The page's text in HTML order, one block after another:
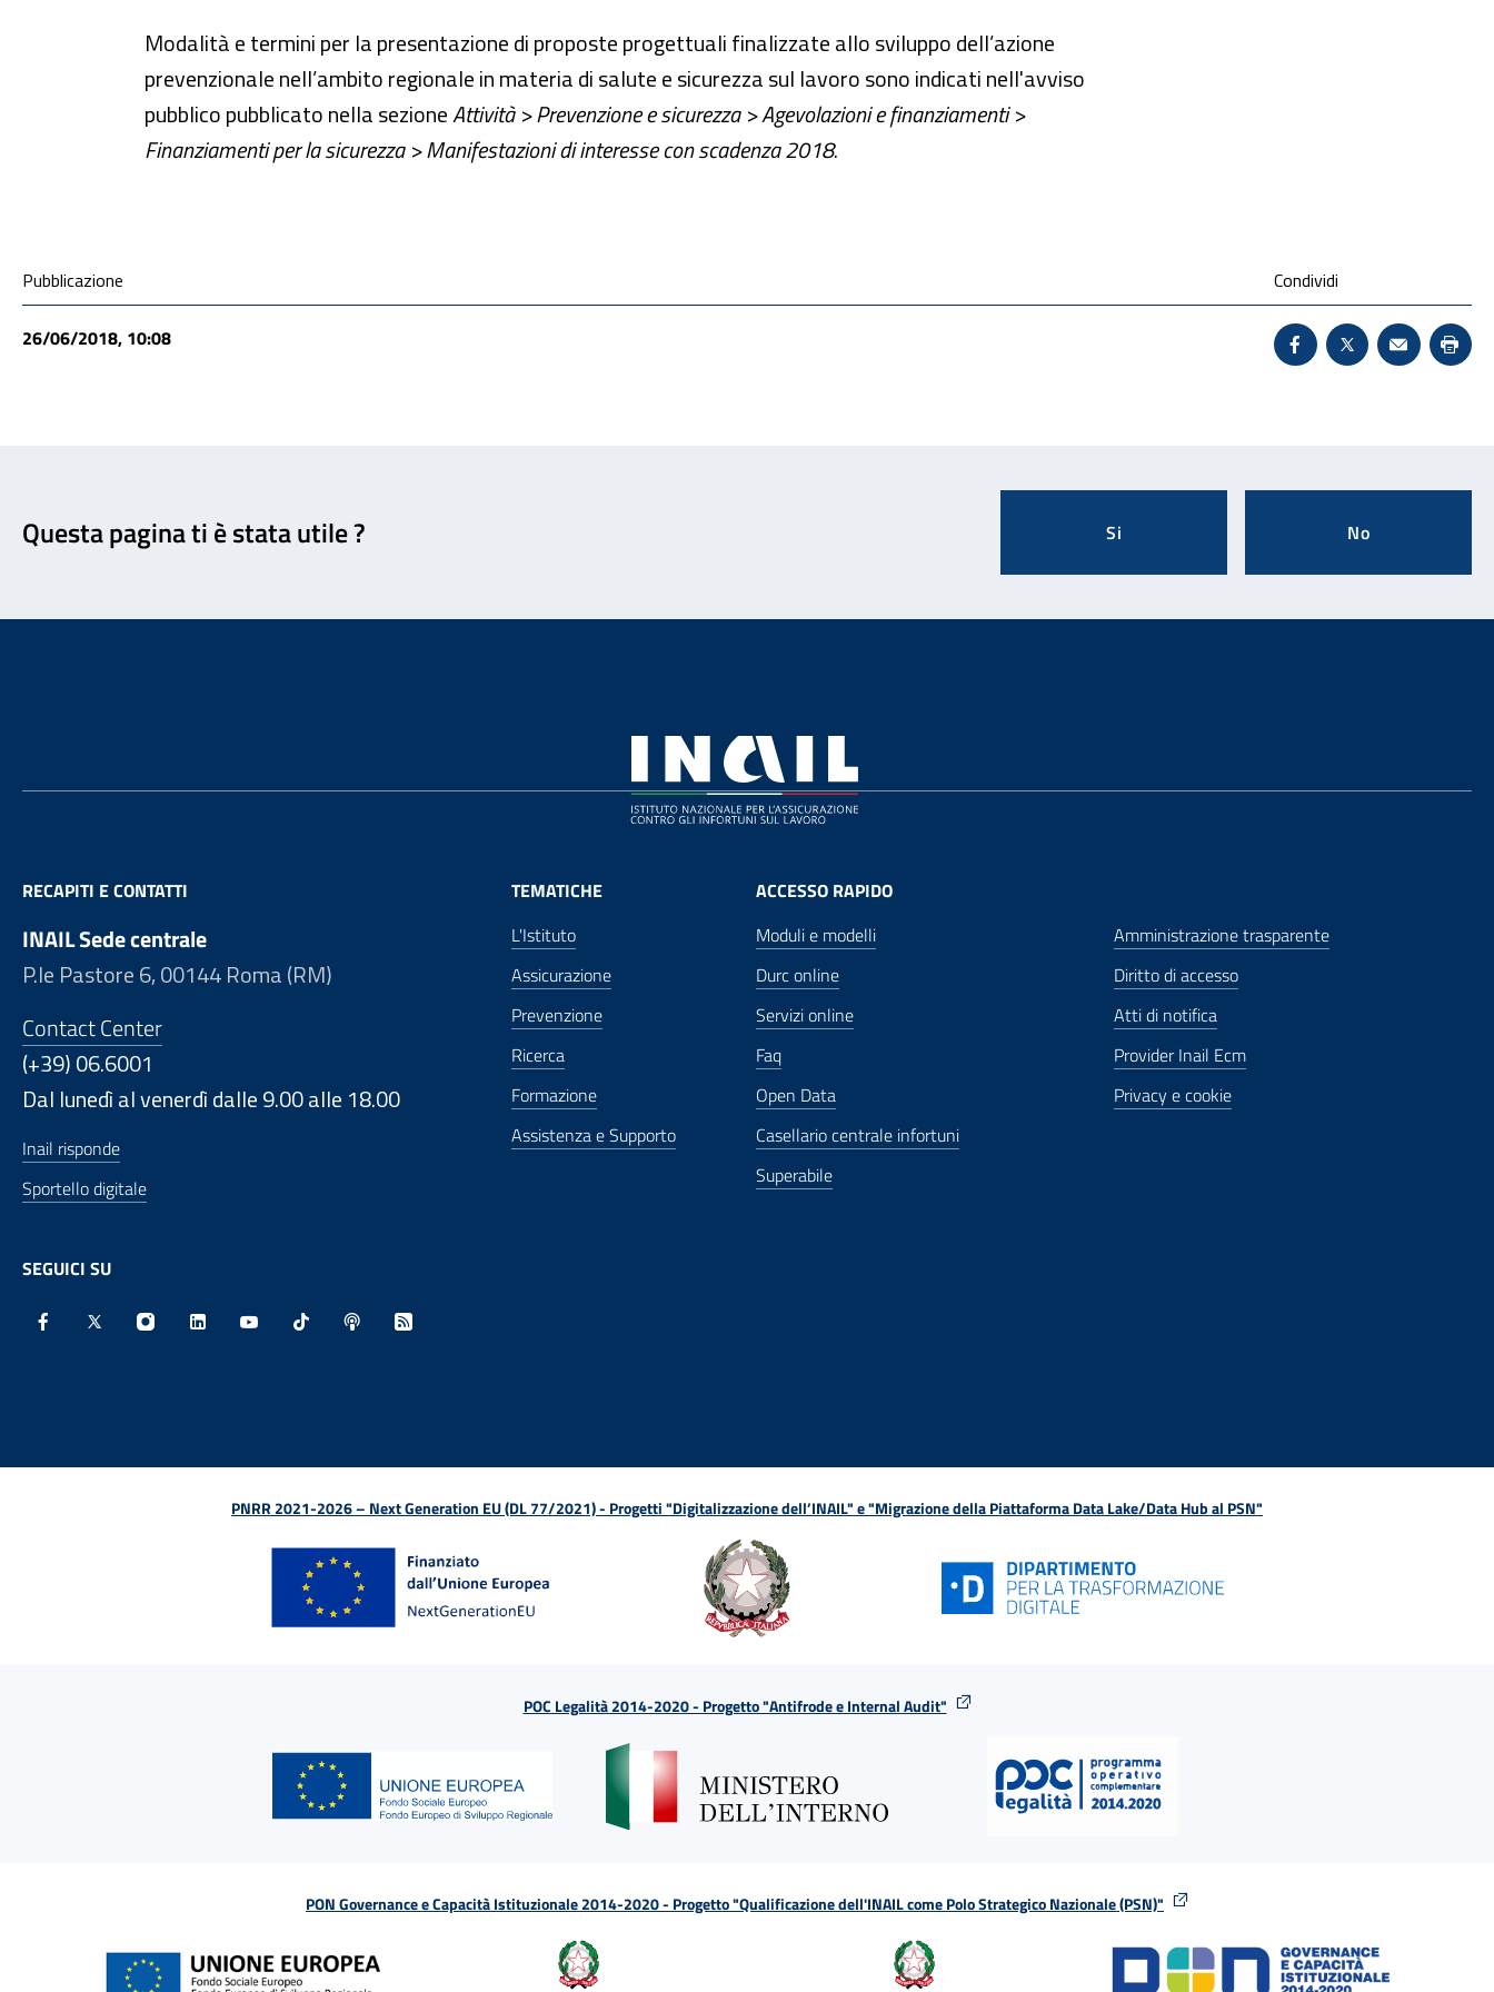
Modalità e termini per la presentazione di proposte progettuali finalizzate allo sviluppo dell’azione
prevenzionale nell’ambito regionale in materia di salute e sicurezza sul lavoro sono indicati nell'avviso
pubblico pubblicato nella sezioneAttività > Prevenzione e sicurezza > Agevolazioni e finanziamenti >
Finanziamenti per la sicurezza > Manifestazioni di interesse con scadenza 2018.
Condivisione social
Pubblicazione
26/06/2018, 10:08
Condividi
Condividi su
X - Sito esterno
Invio Mail:
Questa pagina ti è stata utile ?
Si No
RECAPITI E CONTATTI
INAIL Sede centrale
P.le Pastore 6, 00144 Roma (RM)
Contact Center
(+39) 06.6001
Dal lunedì al venerdì dalle 9.00 alle 18.00
Inail risponde
Sportello digitale
SEGUICI SU
TEMATICHE
L'Istituto
Assicurazione
Prevenzione
Ricerca
Formazione
Assistenza e Supporto
ACCESSO RAPIDO
Moduli e modelli
Durc online
Servizi online
Faq
Open Data
Casellario centrale infortuni
Superabile
Amministrazione trasparente
Diritto di accesso
Atti di notifica
Provider Inail Ecm
Privacy e cookie
PNRR 2021-2026 – Next Generation EU (DL 77/2021) - Progetti "Digitalizzazione dell’INAIL" e "Migrazione della Piattaforma Data Lake/Data Hub al PSN"
POC Legalità 2014-2020 - Progetto "Antifrode e Internal Audit"
PON Governance e Capacità Istituzionale 2014-2020 - Progetto "Qualificazione dell'INAIL come Polo Strategico Nazionale (PSN)"